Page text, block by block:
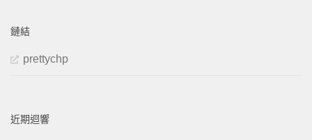
鏈結
prettychp
近期迴響